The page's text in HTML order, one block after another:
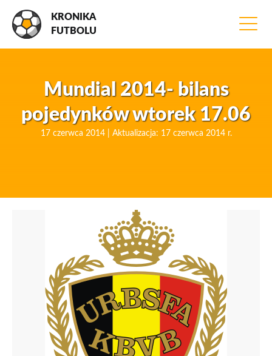
KRONIKA
FUTBOLU
Mundial 2014- bilans
pojedynków wtorek 17.06
17 czerwca 2014 | Aktualizacja: 17 czerwca 2014 r.